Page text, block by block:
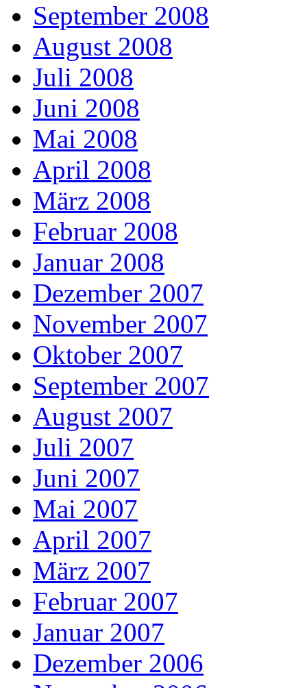
September 2008
August 2008
Juli 2008
Juni 2008
Mai 2008
April 2008
März 2008
Februar 2008
Januar 2008
Dezember 2007
November 2007
Oktober 2007
September 2007
August 2007
Juli 2007
Juni 2007
Mai 2007
April 2007
März 2007
Februar 2007
Januar 2007
Dezember 2006